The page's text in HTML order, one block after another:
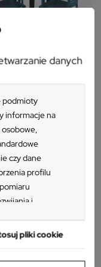
danych
podmioty
informacje na
czy dane
profilu
i
oraz
pliki cookie
PRODUKT HISZPAŃSKI
Q60 antracytowy + 3
niebieski